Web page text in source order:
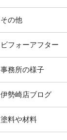
その他
ビフォーアフター
事務所の様子
伊勢崎店ブログ
塗料や材料